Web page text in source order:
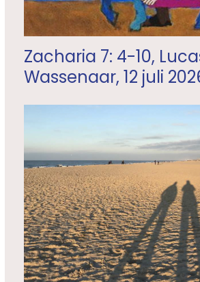
Zacharia 7: 4-10,
Wassenaar, 12 juli